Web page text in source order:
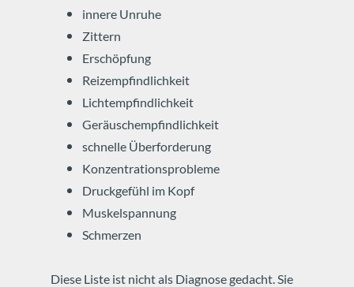
innere Unruhe
Zittern
Erschöpfung
Reizempfindlichkeit
Lichtempfindlichkeit
Geräuschempfindlichkeit
schnelle Überforderung
Konzentrationsprobleme
Druckgefühl im Kopf
Muskelspannung
Schmerzen
Diese Liste ist nicht als Diagnose gedacht.Sie